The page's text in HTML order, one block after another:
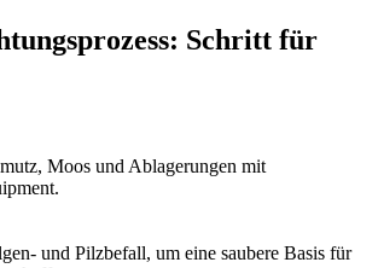
Schritt für
Moos und Ablagerungen mit
und Pilzbefall, um eine saubere Basis für